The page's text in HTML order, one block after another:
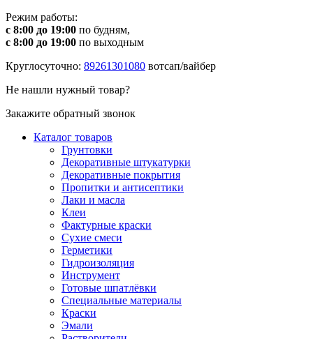
Режим работы:
с 8:00 до 19:00 по будням,
с 8:00 до 19:00 по выходным
Круглосуточно: 89261301080 вотсап/вайбер
Не нашли нужный товар?
Закажите обратный звонок
Каталог товаров
Грунтовки
Декоративные штукатурки
Декоративные покрытия
Пропитки и антисептики
Лаки и масла
Клеи
Фактурные краски
Сухие смеси
Герметики
Гидроизоляция
Инструмент
Готовые шпатлёвки
Специальные материалы
Краски
Эмали